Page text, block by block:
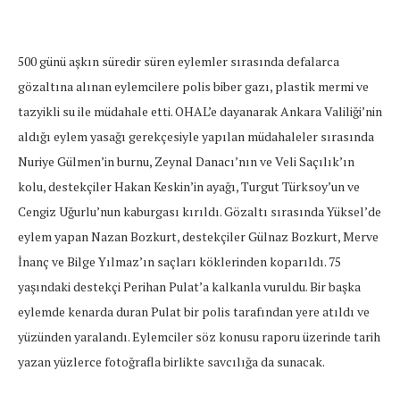
500 günü aşkın süredir süren eylemler sırasında defalarca
gözaltına alınan eylemcilere polis biber gazı, plastik mermi ve
tazyikli su ile müdahale etti. OHAL’e dayanarak Ankara Valiliği’nin
aldığı eylem yasağı gerekçesiyle yapılan müdahaleler sırasında
Nuriye Gülmen’in burnu, Zeynal Danacı’nın ve Veli Saçılık’ın
kolu, destekçiler Hakan Keskin’in ayağı, Turgut Türksoy’un ve
Cengiz Uğurlu’nun kaburgası kırıldı. Gözaltı sırasında Yüksel’de
eylem yapan Nazan Bozkurt, destekçiler Gülnaz Bozkurt, Merve
İnanç ve Bilge Yılmaz’ın saçları köklerinden koparıldı. 75
yaşındaki destekçi Perihan Pulat’a kalkanla vuruldu. Bir başka
eylemde kenarda duran Pulat bir polis tarafından yere atıldı ve
yüzünden yaralandı. Eylemciler söz konusu raporu üzerinde tarih
yazan yüzlerce fotoğrafla birlikte savcılığa da sunacak.